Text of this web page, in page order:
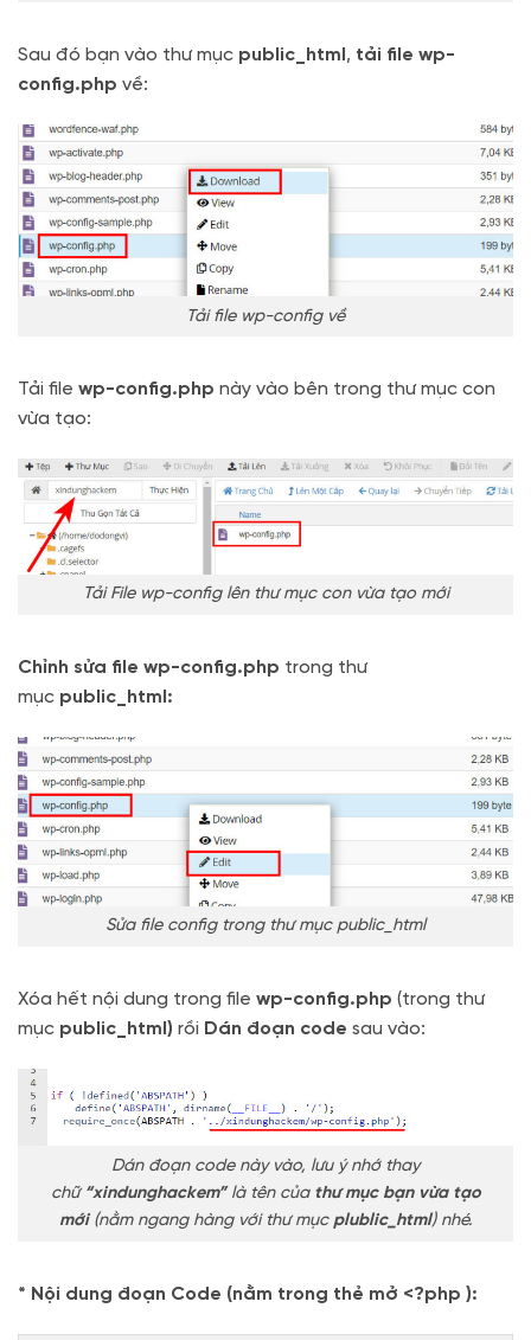
Sau đó bạn vào thư mục public_html , tải file wp-
config.php về:
Tải file wp-config về
Tải file wp-config.php này vào bên trong thư mục con
vừa tạo:
Tải File wp-config lên thư mục con vừa tạo mới
Chỉnh sửa file wp-config.php trong thư
mục public_html:
Sửa file config trong thư mục public_html
Xóa hết nội dung trong file wp-config.php (trong thư
mục public_html) rồi Dán đoạn code sau vào:
Dán đoạn code này vào, lưu ý nhớ thay
chữ“xindunghackem”là tên củathư mục bạn vừa tạo
mới(nằm ngang hàng với thư mụcplublic_html) nhé.
* Nội dung đoạn Code (nằm trong thẻ mở <?php ):